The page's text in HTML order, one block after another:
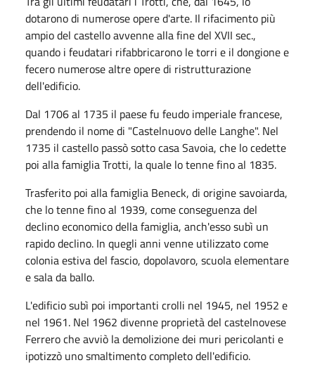
dotarono di numerose opere d'arte. Il rifacimento più
ampio del castello avvenne alla fine del XVII sec.,
quando i feudatari rifabbricarono le torri e il dongione e
fecero numerose altre opere di ristrutturazione
dell'edificio.
Dal 1706 al 1735 il paese fu feudo imperiale francese,
prendendo il nome di "Castelnuovo delle Langhe". Nel
1735 il castello passò sotto casa Savoia, che lo cedette
poi alla famiglia Trotti, la quale lo tenne fino al 1835.
Trasferito poi alla famiglia Beneck, di origine savoiarda,
che lo tenne fino al 1939, come conseguenza del
declino economico della famiglia, anch'esso subì un
rapido declino. In quegli anni venne utilizzato come
colonia estiva del fascio, dopolavoro, scuola elementare
e sala da ballo.
L'edificio subì poi importanti crolli nel 1945, nel 1952 e
nel 1961. Nel 1962 divenne proprietà del castelnovese
Ferrero che avviò la demolizione dei muri pericolanti e
ipotizzò uno smaltimento completo dell'edificio.